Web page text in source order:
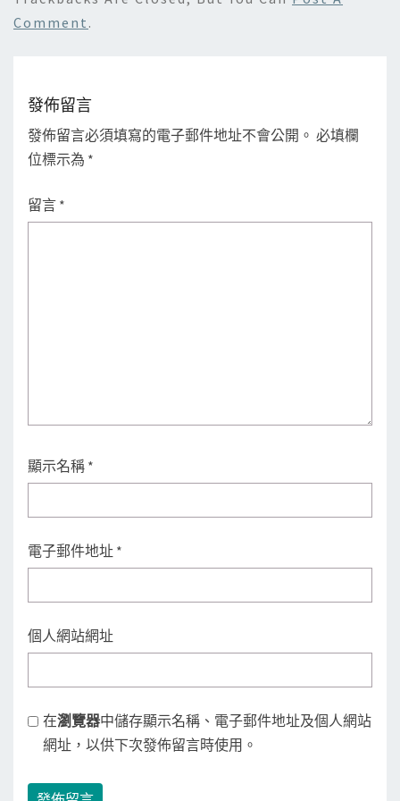
Comment .
發佈留言
發佈留言必須填寫的電子郵件地址不會公開。 必填欄
位標示為 *
留言 *
顯示名稱 *
電子郵件地址 *
個人網站網址
在瀏覽器中儲存顯示名稱、電子郵件地址及個人網站
網址，以供下次發佈留言時使用。